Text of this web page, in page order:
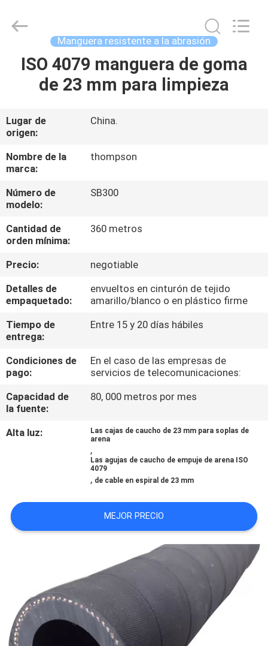
HOGAR
SOBRE
NOSOTROS
VIAJE
DE
LA
FÁBRICA
CONTROL
DE
CALIDAD
ÉNTRENOS
EN
CONTACTO
CON
UNA
CITA
abrasión
Proveedor.
wirehydraulichose.com.
ECER
Manguera resistente a la abrasión
ISO 4079 manguera de goma
de 23 mm para limpieza
Lugar de
origen:
China.
Nombre de la
marca:
thompson
Número de
modelo:
SB300
Cantidad de
orden mínima:
360 metros
Precio:
negotiable
Detalles de
empaquetado:
envueltos en cinturón de tejido
amarillo/blanco o en plástico firme
Tiempo de
entrega:
Entre 15 y 20 días hábiles
Condiciones de
pago:
En el caso de las empresas de
servicios de telecomunicaciones:
Capacidad de
la fuente:
80, 000 metros por mes
Alta luz:
Las cajas de caucho de 23 mm para soplas de
arena
,
Las agujas de caucho de empuje de arena ISO
4079
, de cable en espiral de 23 mm
MEJOR PRECIO